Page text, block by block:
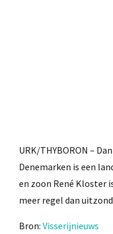
URK/THYBORON –
Denemarken is een
en zoon René Kloster
meer regel dan
Bron: Visserijnieuws